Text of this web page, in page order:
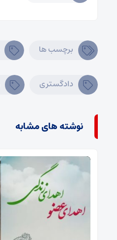
برچسب ها
دادگستری
نوشته های مشابه